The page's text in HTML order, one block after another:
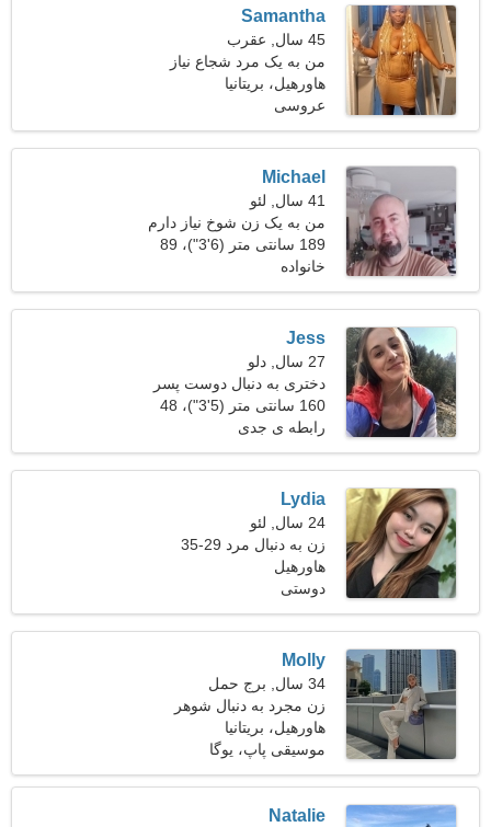
Samantha
45 سال, عقرب
من به یک مرد شجاع نیاز
دارم تا با هم برقصیم
هاورهیل، بریتانیا
عروسی
Michael
41 سال, لئو
من به یک زن شوخ نیاز دارم
189 سانتی متر (6'3")، 89
کیلوگرم (196 پوند)
خانواده
Jess
27 سال, دلو
دختری به دنبال دوست پسر
160 سانتی متر (5'3")، 48
کیلوگرم (105 پوند)
رابطه ی جدی
Lydia
24 سال, لئو
زن به دنبال مرد 29-35
هاورهیل
دوستی
Molly
34 سال, برج حمل
زن مجرد به دنبال شوهر
هاورهیل، بریتانیا
موسیقی پاپ، یوگا
Natalie